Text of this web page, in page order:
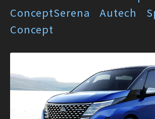
ConceptSerena Autech
Concept